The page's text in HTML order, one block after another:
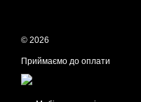
© 2026
Приймаємо до оплати